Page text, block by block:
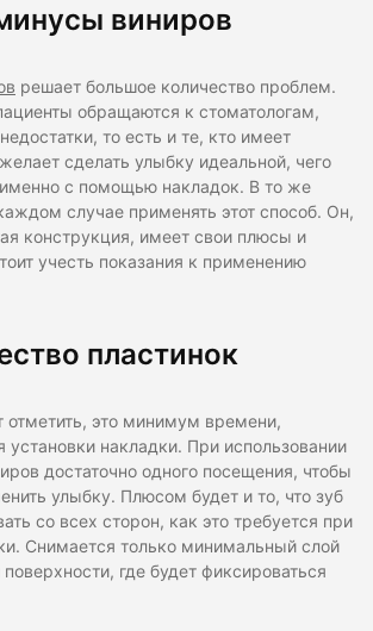
виниров
решает большое количество проблем.
обращаются к стоматологам,
то есть и те, кто имеет
сделать улыбку идеальной, чего
с помощью накладок. В то же
случае применять этот способ. Он,
конструкция, имеет свои плюсы и
учесть показания к применению
пластинок
отметить, это минимум времени,
накладки. При использовании
достаточно одного посещения, чтобы
улыбку. Плюсом будет и то, что зуб
со всех сторон, как это требуется при
Снимается только минимальный слой
где будет фиксироваться